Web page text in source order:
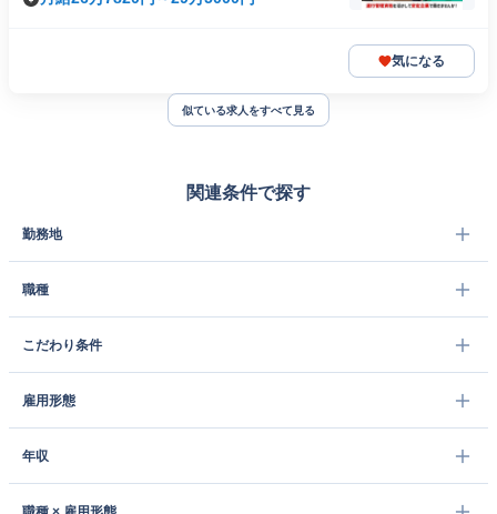
気になる
似ている求人をすべて見る
関連条件で探す
勤務地
職種
こだわり条件
雇用形態
年収